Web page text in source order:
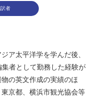
者
ア太平洋学を学んだ後、
者として勤務した経験が
の英文作成の実績のほ
京都、横浜市観光協会等